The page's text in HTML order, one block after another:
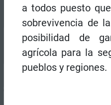
a todos puesto
sobrevivencia de
posibilidad de
agrícola para la
pueblos y regiones.